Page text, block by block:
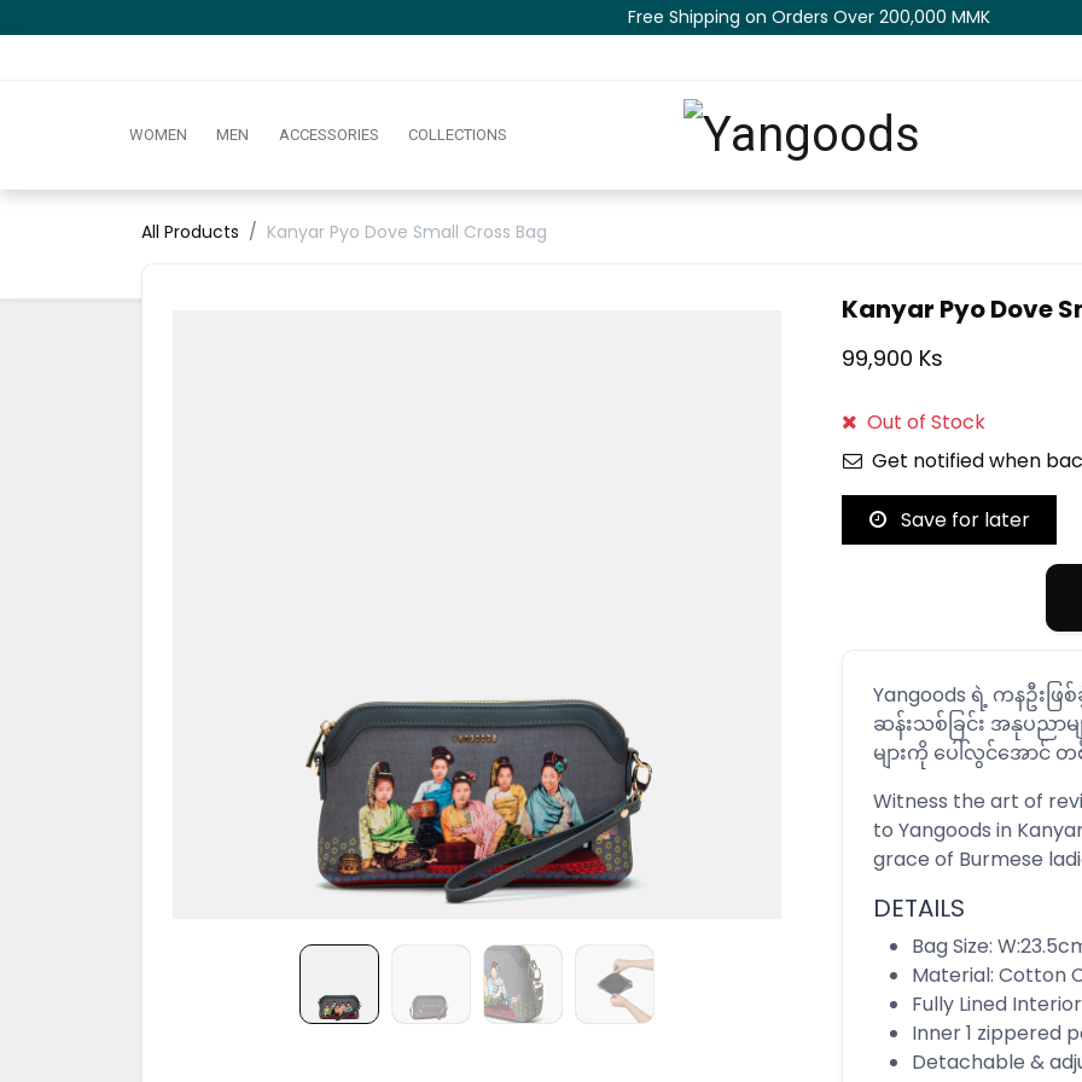
Free Shipping on Orders Over 200,000 MM​K​​ ​​​
WOMEN MEN ACCESSORIES COLLECTIONS
All Products Kanyar Pyo Dove Small Cross Bag
Kanyar Pyo Dove
99,900 Ks
Out of Stock
Get notified when
Save for later
Yangoods ရဲ့ ကနဦးဖ
ဆန်းသစ်ခြင်း အနုပညာ
များကို ပေါ်လွင်အောင်
Witness the art of
to Yangoods in
grace of Burmese
DETAILS
Bag Size:
Material: Cotton
Fully Lined Interior
Inner 1 zippered
Detachable &